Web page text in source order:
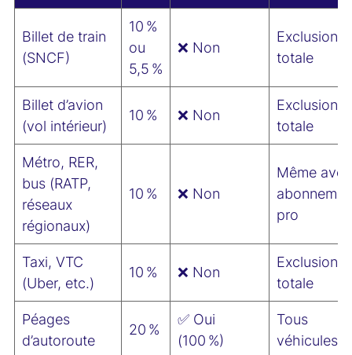
Billet de train
(SNCF)
10 %
ou
5,5 %
❌ Non
Exclusion
totale
Billet d’avion
(vol intérieur)
10 % ❌ Non
Exclusion
totale
Métro, RER,
bus (RATP,
réseaux
régionaux)
10 % ❌ Non
Même avec
pro
Taxi, VTC
(Uber, etc.)
10 % ❌ Non
Exclusion
totale
Péages
d’autoroute
20 %
✅ Oui
(100 %)
Tous
véhicules